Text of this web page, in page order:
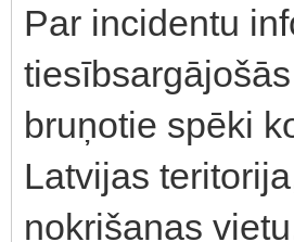
Par incidentu
bruņotie spēki
Latvijas
nokrišanas